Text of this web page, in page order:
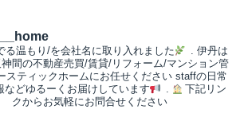
る温もり/を会社名に取り入れました . 伊丹は
神間の不動産売買/賃貸/リフォーム/マンション管
スティックホームにお任せください staffの日常
などゆるーくお届けしています
.
下記リン
クからお気軽にお問合せください